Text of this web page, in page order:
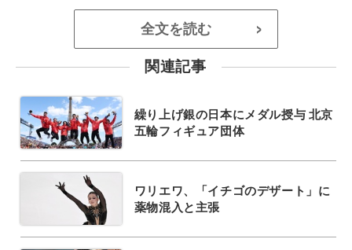
全文を読む >
関連記事
繰り上げ銀の日本にメダル授与 北京
五輪フィギュア団体
ワリエワ、「イチゴのデザート」に
薬物混入と主張